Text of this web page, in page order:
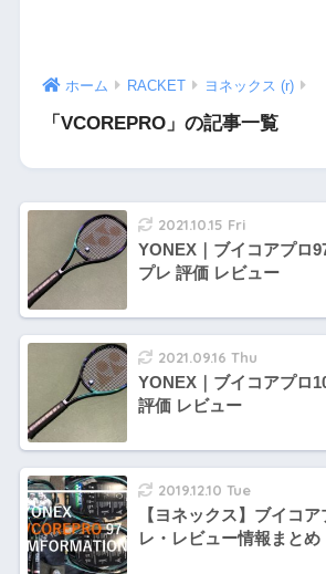
ホーム RACKET ヨネックス (r)
「VCOREPRO」の記事一覧
2021.10.15 Fri
YONEX｜ブイコアプロ
プレ 評価 レビュー
2021.09.16 Thu
YONEX｜ブイコアプロ
評価 レビュー
2019.12.10 Tue
【ヨネックス】ブイコ
レ・レビュー情報まとめ